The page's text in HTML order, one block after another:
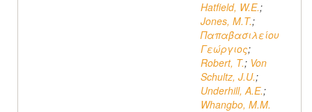
Hatfield, W.E.;
Jones, M.T.;
Παπαβασιλείου
Γεώργιος;
Robert, T.; Von
Schultz, J.U.;
Underhill, A.E.;
Whangbo, M.M.